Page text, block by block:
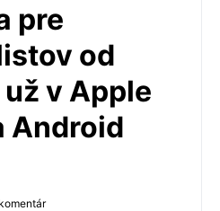
pre
od
v Apple
Android